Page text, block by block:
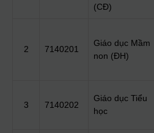
(CĐ)
2 7140201
Giáo dục Mầm
non (ĐH)
3 7140202
Giáo dục Tiểu
học